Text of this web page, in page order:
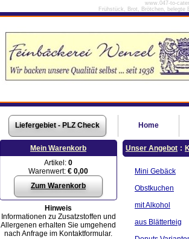
www.047-to-
Frühstück, Brot, Brötchen, belegte
Liefergebiet - PLZ Check Home
Mein Warenkorb
Artikel: 0
Warenwert: € 0,00
Zum Warenkorb
Hinweis
Informationen zu Zusatzstoffen und
Allergenen erhalten Sie umgehend
nach Anfrage im Kontaktformular.
Unser Angebot :
Mini Gebäck
Obstkuchen
mit Alkohol
aus Blätterteig